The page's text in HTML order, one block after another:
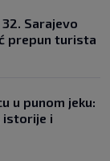
Sarajevo
prepun turista
u punom jeku:
istorije i